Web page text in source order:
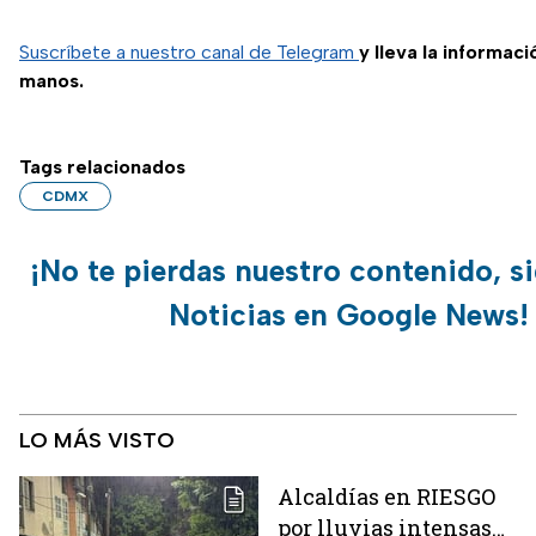
Suscríbete a nuestro canal de Telegram y lleva la
manos.
Tags relacionados
CDMX
¡No te pierdas nuestro contenido,
Noticias en Google News!
LO MÁS VISTO
Alcaldías en RIESGO
por lluvias intensas